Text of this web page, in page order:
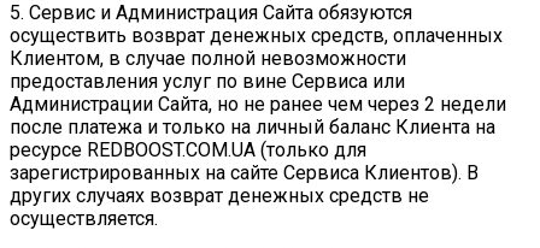
5. Сервис и Администрация Сайта обязуются
осуществить возврат денежных средств, оплаченных
Клиентом, в случае полной невозможности
предоставления услуг по вине Сервиса или
Администрации Сайта, но не ранее чем через 2 недели
после платежа и только на личный баланс Клиента на
ресурсе REDBOOST.COM.UA (только для
зарегистрированных на сайте Сервиса Клиентов). В
других случаях возврат денежных средств не
осуществляется.